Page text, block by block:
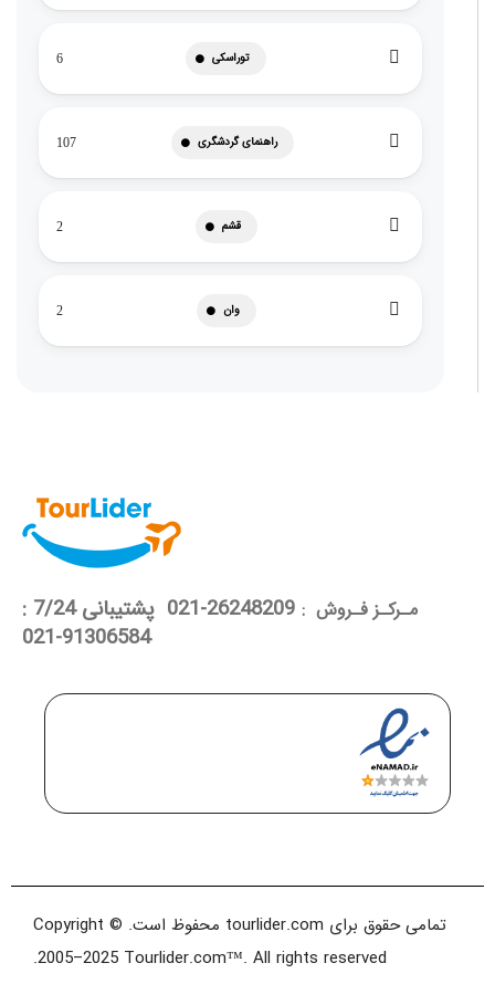
توراسکی 6
راهنمای گردشگری 107
قشم 2
وان 2
مـرکـز فـروش :
26248209-021 پشتیبانی 7/24 :
91306584-021
تمامی حقوق برای tourlider.com محفوظ است. Copyright ©
2005–2025 Tourlider.com™. All rights reserved.